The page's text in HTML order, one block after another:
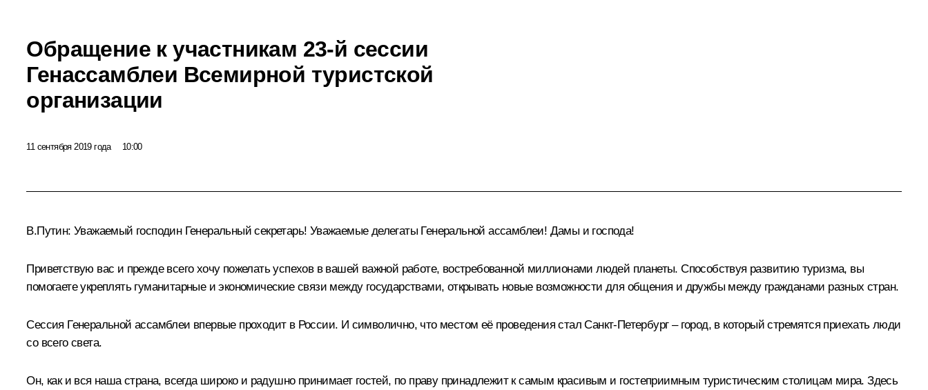
Обращение к участникам 23-й сессии
Генассамблеи Всемирной туристской
организации
11 сентября 2019 года 10:00
В.Путин: Уважаемый господин Генеральный секретарь! Уважаемые делегаты Генеральной ассамблеи! Дамы и господа!
Приветствую вас и прежде всего хочу пожелать успехов в вашей важной работе, востребованной миллионами людей планеты. Способствуя развитию туризма, вы
помогаете укреплять гуманитарные и экономические связи между государствами, открывать новые возможности для общения и дружбы между гражданами разных стран.
Сессия Генеральной ассамблеи впервые проходит в России. И символично, что местом её проведения стал Санкт-Петербург – город, в который стремятся приехать люди
со всего света.
Он, как и вся наша страна, всегда широко и радушно принимает гостей, по праву принадлежит к самым красивым и гостеприимным туристическим столицам мира. Здесь